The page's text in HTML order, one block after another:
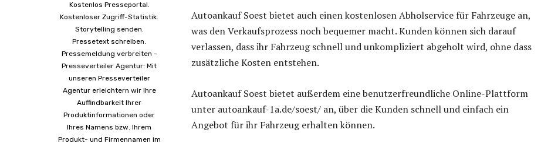
Kostenlos Presseportal.
Kostenloser Zugriff-Statistik.
Storytelling senden.
Pressetext schreiben.
Pressemeldung verbreiten -
Presseverteiler Agentur: Mit
unseren Presseverteiler
Agentur erleichtern wir Ihre
Auffindbarkeit Ihrer
Produktinformationen oder
Ihres Namens bzw. Ihrem
Produkt- und Firmennamen im
Autoankauf Soest bietet auch einen kostenlosen Abholservice für Fahrzeuge an,
was den Verkaufsprozess noch bequemer macht. Kunden können sich darauf
verlassen, dass ihr Fahrzeug schnell und unkompliziert abgeholt wird, ohne dass
zusätzliche Kosten entstehen.
Autoankauf Soest bietet außerdem eine benutzerfreundliche Online-Plattform
unter autoankauf-1a.de/soest/ an, über die Kunden schnell und einfach ein
Angebot für ihr Fahrzeug erhalten können.